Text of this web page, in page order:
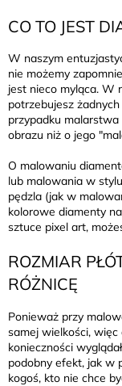
CO TO JEST
W naszym
nie możemy
jest nieco myląca. W
potrzebujesz
przypadku
obrazu niż o jego
O malowaniu
lub malowania w
pędzla (jak w
kolorowe diamenty
sztuce pixel art,
ROZMIAR
RÓŻNICĘ
Ponieważ przy
samej wielkości, więc
konieczności
podobny efekt, jak w
kogoś, kto nie chce